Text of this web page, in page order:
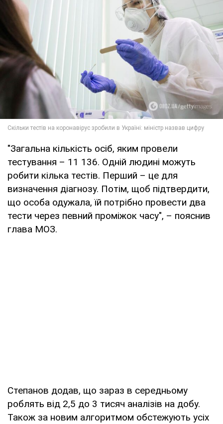
"Загальна кількість осіб, яким провели
тестування – 11 136. Одній людині можуть
робити кілька тестів. Перший – це для
визначення діагнозу. Потім, щоб підтвердити,
що особа одужала, їй потрібно провести два
тести через певний проміжок часу", – пояснив
глава МОЗ.
Степанов додав, що зараз в середньому
роблять від 2,5 до 3 тисяч аналізів на добу.
Також за новим алгоритмом обстежують усіх